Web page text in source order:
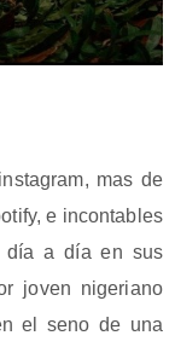
mas de
e incontables
día a día en sus
joven nigeriano
el seno de una